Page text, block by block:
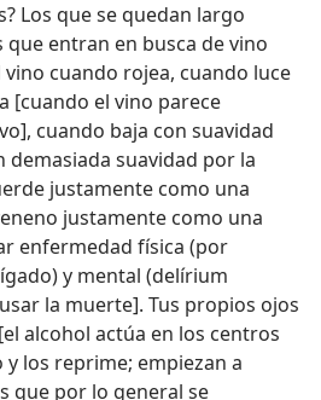
Los que se quedan largo
entran en busca de vino
cuando rojea, cuando luce
[cuando el vino parece
cuando baja con suavidad
demasiada suavidad por la
justamente como una
justamente como una
enfermedad física (por
y mental (delírium
la muerte]. Tus propios ojos
alcohol actúa en los centros
los reprime; empiezan a
que por lo general se